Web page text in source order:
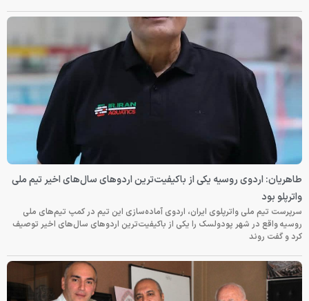
طاهریان: اردوی روسیه یکی از باکیفیت‌ترین اردوهای سال‌های اخیر تیم ملی
واترپلو بود
سرپرست تیم ملی واترپلوی ایران، اردوی آماده‌سازی این تیم در کمپ تیم‌های ملی
روسیه واقع در شهر پودولسک را یکی از باکیفیت‌ترین اردوهای سال‌های اخیر توصیف
کرد و گفت روند